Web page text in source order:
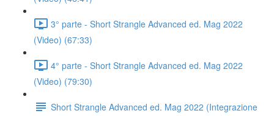
3° parte - Short Strangle Advanced ed. Mag 2022
(Video) (67:33)
4° parte - Short Strangle Advanced ed. Mag 2022
(Video) (79:30)
Short Strangle Advanced ed. Mag 2022 (Integrazione